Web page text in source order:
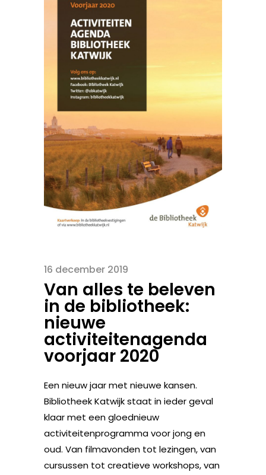
16 december 2019
Van alles te beleven
in de bibliotheek:
nieuwe
activiteitenagenda
voorjaar 2020
Een nieuw jaar met nieuwe kansen.
Bibliotheek Katwijk staat in ieder geval
klaar met een gloednieuw
activiteitenprogramma voor jong en
oud. Van filmavonden tot lezingen, van
cursussen tot creatieve workshops, van